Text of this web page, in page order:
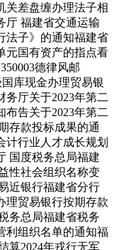
关差盘缠办理法子相
厅 福建省交通运输
法子》的通知福建省
元国有资产的指点看
德律风邮
库现金办理贸易银
厅关于2023年第二
告关于2023年第二
存款投标成果的通
计行业人才成长规划
国度税务总局福建
性社会组织名称变
近银行福建省分行
理贸易银行按期存款
务总局福建省税务
利组织名单的通知福
算2024年戎行无军